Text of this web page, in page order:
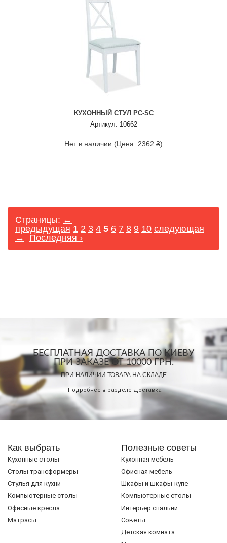
КУХОННЫЙ СТУЛ PC-SC
Артикул: 10662
Нет в наличии (Цена: 2362 ₴)
Страницы: ←
предыдущая 1 2 3 4 5 6 7 8 9 10 следующая
→
Последняя ›
БЕСПЛАТНАЯ ДОСТАВКА ПО КИЕВУ
ПРИ ЗАКАЗЕ ОТ 10000 ГРН.
ПРИ НАЛИЧИИ ТОВАРА НА СКЛАДЕ
Подробнее в разделе Доставка
Как выбрать
Кухонные столы
Cтолы трансформеры
Стулья для кухни
Компьютерные столы
Офисные кресла
Матрасы
Полезные советы
Кухонная мебель
Офисная мебель
Шкафы и шкафы-купе
Компьютерные столы
Интерьер спальни
Советы
Детская комната